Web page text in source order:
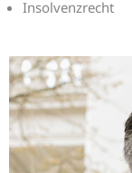
Insolvenzrecht